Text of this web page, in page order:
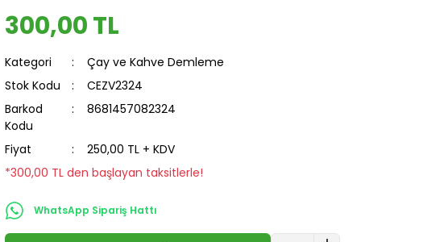
300,00 TL
Kategori
Çay ve Kahve Demleme
Stok Kodu
CEZV2324
Barkod
Kodu
8681457082324
Fiyat
250,00 TL + KDV
*300,00 TL den başlayan taksitlerle!
WhatsApp Sipariş Hattı